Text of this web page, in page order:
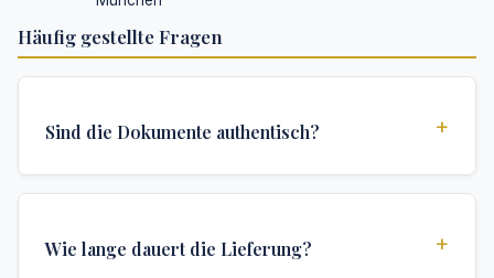
Häufig gestellte Fragen
Sind die Dokumente authentisch? +
Sicherheitsmerkmale und Authentifizierungen, die für
Wie lange dauert die Lieferung? +